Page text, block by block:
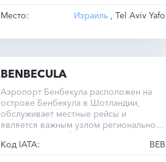
Место:
Израиль , Tel Aviv Yafo
BENBECULA
Аэропорт Бенбекула расположен на
острове Бенбекула в Шотландии,
обслуживает местные рейсы и
является важным узлом региональной
авиации Великобритании.
Код IATA:
BEB